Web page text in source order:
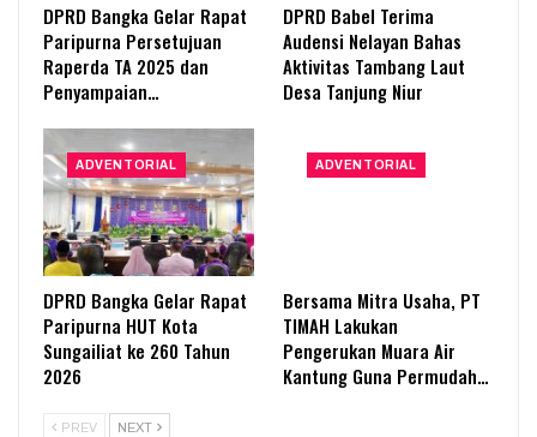
DPRD Bangka Gelar Rapat
Paripurna Persetujuan
Raperda TA 2025 dan
Penyampaian…
DPRD Babel Terima
Audensi Nelayan Bahas
Aktivitas Tambang Laut
Desa Tanjung Niur
ADVENTORIAL
DPRD Bangka Gelar Rapat
Paripurna HUT Kota
Sungailiat ke 260 Tahun
2026
ADVENTORIAL
Bersama Mitra Usaha, PT
TIMAH Lakukan
Pengerukan Muara Air
Kantung Guna Permudah…
PREV NEXT